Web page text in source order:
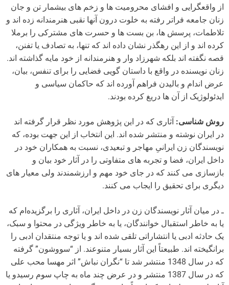
از واقعگرایی و افشای محرومیت ها و زخم های بیشمار تن و جان
زنان جامعه فراتر رفته به خلوت درون آنها نقبی هنرمندانه زده اند و
تلاطمات، پرسش ها، بن بست ها و حسرت های مشترکی را برملا
کرده اند و از این رهگذر نشان داده اند که تنها، به تصادف یا تفنن،
قصه نگفته اند بلکه شهرزاد وار و هنرمندانه از خود مایه گذاشته اند.
زنان نویسنده در واقع با داستان گویی فضایی را برای تنفس، بیان،
عرض اندام و بالیدن فراهم آورده اند که حاکمان سیاسی و
ایدئولوژیک از آن ها دریغ کرده بودند.
روش شناسی: آثاری که در این پژوهش مورد نظر قرار گرفته اند
در ایران نوشته و منتشر شده اند. این انتخاب از این جهت بوده، که
نویسندگان زن ایرانیِ مهاجر و تبعیدی، نسبت به همکاران خود در
داخل ایران، فضا و تجربه های متفاوتی را در آثار خود بیان و
بازسازی می کنند که در جای خود مهم و ارزشمندند ولی معیار های
دیگری برای تحقیق را ایجاب می کنند.
ـ در میان آثار نویسندگان زن در داخل ایران، آثاری را برگزیده‌ام که
یا به خاطر استقبال خوانندگان، یا به خاطر ویژگی در محتوا و سبک،
یک حادثه ادبی یا انتشاراتی تلقی شده اند و یا توجه منتقدان ادبی را
برانگیخته اند. طبیعتاً این آثار بسیار متنوعند. از “سووشون” گرفته
که در سال 1348 منتشر شد تا “نگران نباش” اثر مهسا محب علی
که در سال 1387 منتشر و در عرض چند ماه به چاپ سوم رسیدو یا